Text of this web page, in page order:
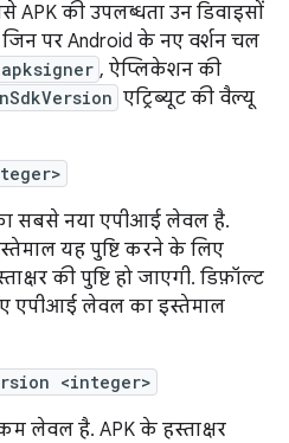
APK की उपलब्धता उन डिवाइसों
पर Android के नए वर्शन चल
apksigner , ऐप्लिकेशन की
एट्रिब्यूट की वैल्यू
सबसे नया एपीआई लेवल है.
यह पुष्टि करने के लिए
की पुष्टि हो जाएगी. डिफ़ॉल्ट
एपीआई लेवल का इस्तेमाल
<integer>
लेवल है. APK के हस्ताक्षर